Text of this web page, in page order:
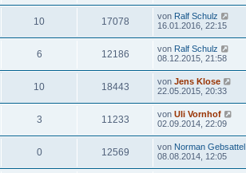
10 17078 von Ralf Schulz
16.01.2016, 22:15
6 12186 von Ralf Schulz
08.12.2015, 21:58
10 18443 von Jens Klose
22.05.2015, 20:33
3 11233 von Uli Vornhof
02.09.2014, 22:09
0 12569 von Norman Gebsattel
08.08.2014, 12:05